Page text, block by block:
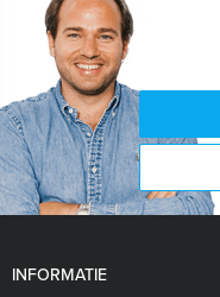
INFORMATIE